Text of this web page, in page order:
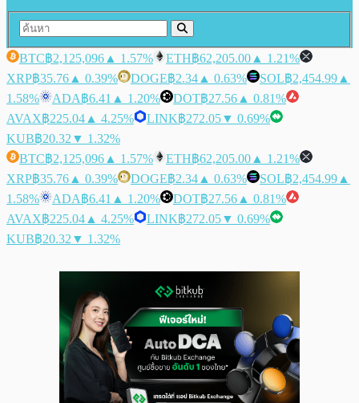
BTC฿2,125,096 ▲ 1.57% ETH฿62,205.00 ▲ 1.21%
XRP฿35.76 ▲ 0.39% DOGE฿2.34 ▲ 0.63% SOL฿2,454.99 ▲
1.58%
ADA฿6.41 ▲ 1.20% DOT฿27.56 ▲ 0.81%
AVAX฿225.04 ▲ 4.25% LINK฿272.05▼ 0.69%
KUB฿20.32 ▼ 1.32%
BTC฿2,125,096 ▲ 1.57% ETH฿62,205.00 ▲ 1.21%
XRP฿35.76 ▲ 0.39% DOGE฿2.34 ▲ 0.63% SOL฿2,454.99 ▲
1.58%
ADA฿6.41 ▲ 1.20% DOT฿27.56 ▲ 0.81%
AVAX฿225.04 ▲ 4.25% LINK฿272.05▼ 0.69%
KUB฿20.32 ▼ 1.32%